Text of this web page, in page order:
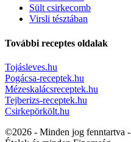
Sült csirkecomb
Virsli tésztában
További receptes oldalak
Tojásleves.hu
Pogácsa-receptek.hu
Mézeskalácsreceptek.hu
Tejberizs-receptek.hu
Csirkepörkölt.hu
©2026 - Minden jog fenntartva -